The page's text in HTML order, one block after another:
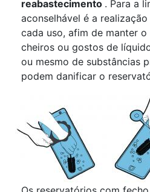
reabastecimento . Para a
aconselhável é a
cada uso, afim de manter
cheiros ou gostos de
ou mesmo de substâncias
podem danificar o